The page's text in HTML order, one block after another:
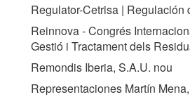
Regulator-Cetrisa | Regulación
Reinnova - Congrés
Gestió i Tractament dels
Remondis Iberia, S.A.U. nou
Representaciones Martín